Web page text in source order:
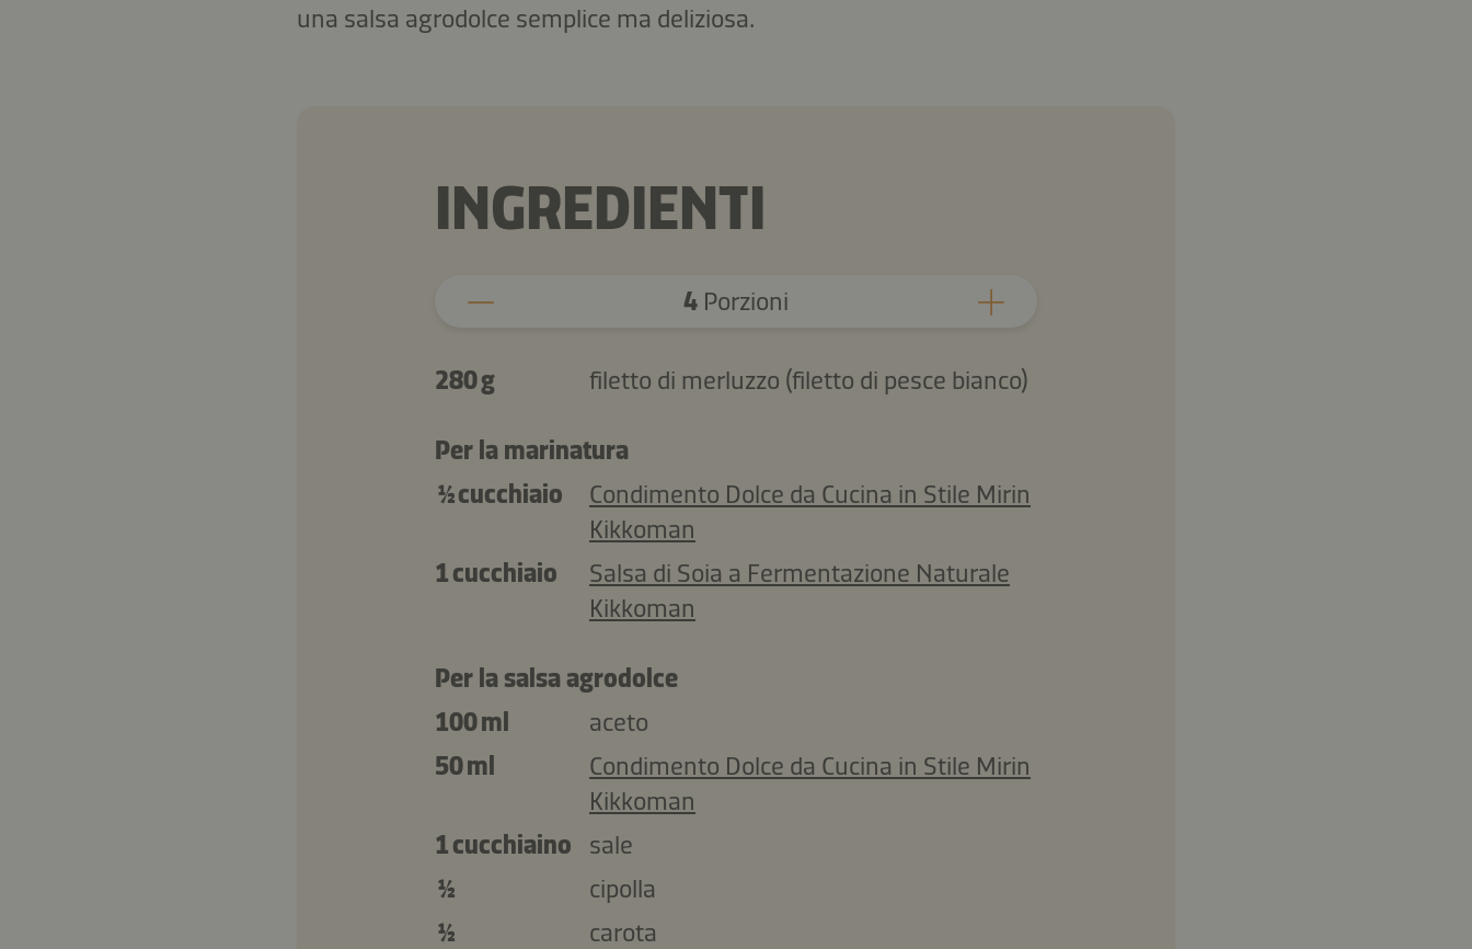
una salsa agrodolce semplice ma deliziosa.
INGREDIENTI
4Porzioni
280 g filetto di merluzzo (filetto di pesce bianco)
Per la marinatura
½ cucchiaio
Condimento Dolce da Cucina in Stile Mirin
Kikkoman
1 cucchiaio
Salsa di Soia a Fermentazione Naturale
Kikkoman
Per la salsa agrodolce
100 ml
aceto
50 ml
Condimento Dolce da Cucina in Stile Mirin
Kikkoman
1 cucchiaino
sale
½
cipolla
½
carota